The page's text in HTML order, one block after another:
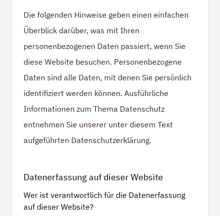
Die folgenden Hinweise geben einen einfachen
Überblick darüber, was mit Ihren
personenbezogenen Daten passiert, wenn Sie
diese Website besuchen. Personenbezogene
Daten sind alle Daten, mit denen Sie persönlich
identifiziert werden können. Ausführliche
Informationen zum Thema Datenschutz
entnehmen Sie unserer unter diesem Text
aufgeführten Datenschutzerklärung.
Datenerfassung auf dieser Website
Wer ist verantwortlich für die Datenerfassung
auf dieser Website?